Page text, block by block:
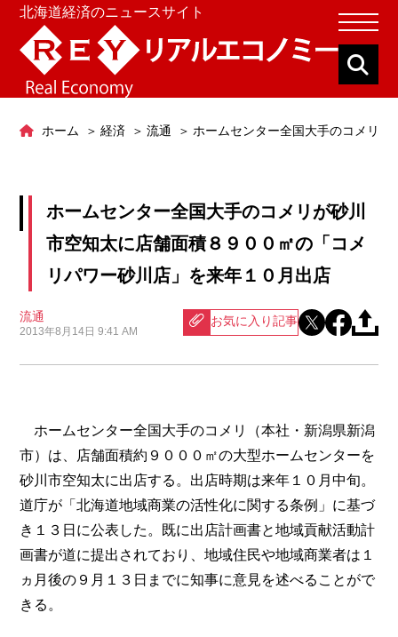
北海道経済のニュースサイト
ホーム 経済 流通 ホームセンター全国大手のコメリ
ホームセンター全国大手のコメリが砂川
市空知太に店舗面積８９００㎡の「コメ
リパワー砂川店」を来年１０月出店
流通
2013年8月14日 9:41 AM
お気に入り記事
ホームセンター全国大手のコメリ（本社・新潟県新潟
市）は、店舗面積約９０００㎡の大型ホームセンターを
砂川市空知太に出店する。出店時期は来年１０月中旬。
道庁が「北海道地域商業の活性化に関する条例」に基づ
き１３日に公表した。既に出店計画書と地域貢献活動計
画書が道に提出されており、地域住民や地域商業者は１
ヵ月後の９月１３日までに知事に意見を述べることがで
きる。